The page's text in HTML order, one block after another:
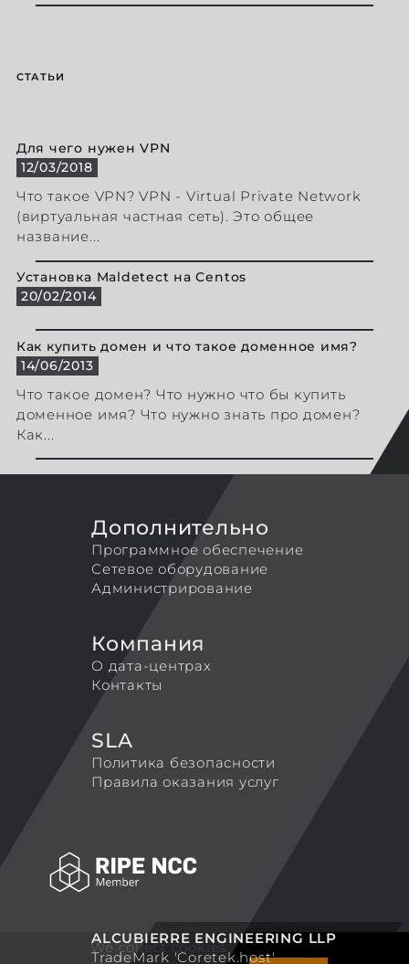
СТАТЬИ
Для чего нужен VPN
12/03/2018
Что такое VPN? VPN - Virtual Private Network
(виртуальная частная сеть). Это общее
название...
Установка Maldetect на Centos
20/02/2014
Как купить домен и что такое доменное имя?
14/06/2013
Что такое домен? Что нужно что бы купить
доменное имя? Что нужно знать про домен?
Как...
ALCUBIERRE ENGINEERING LLP
TradeMark 'Coretek.host'
Дополнительно
Программное обеспечение
Сетевое оборудование
Администрирование
Компания
О дата-центрах
Контакты
SLA
Политика безопасности
Правила оказания услуг
We collect cookies